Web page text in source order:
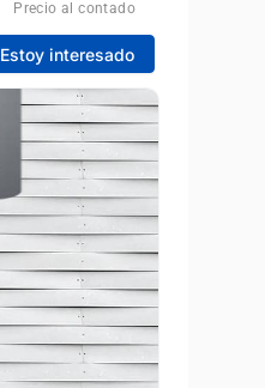
Precio al contado
Estoy interesado